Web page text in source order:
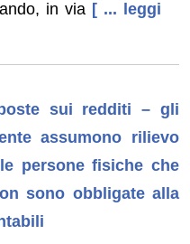
in via [ ... leggi
sui redditi – gli
assumono rilievo
persone fisiche che
sono obbligate alla